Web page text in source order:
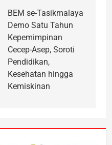
BEM se-Tasikmalaya
Demo Satu Tahun
Kepemimpinan
Cecep-Asep, Soroti
Pendidikan,
Kesehatan hingga
Kemiskinan